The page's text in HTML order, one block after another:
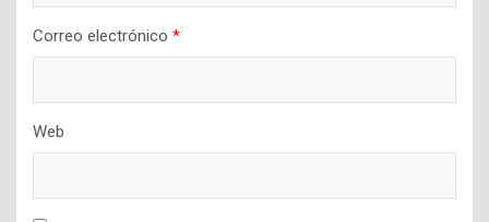
Correo electrónico *
Web